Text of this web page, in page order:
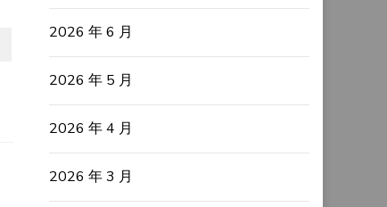
2026 年 6 月
2026 年 5 月
2026 年 4 月
2026 年 3 月